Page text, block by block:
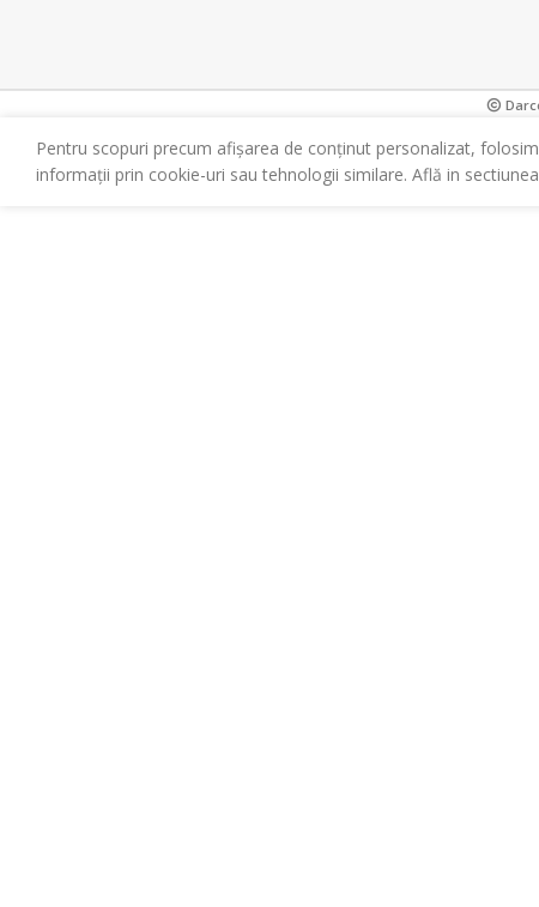
Pentru scopuri precum afișarea de conținut personalizat,
informații prin cookie-uri sau tehnologii similare. Află in